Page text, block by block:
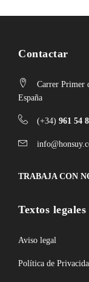
Contactar
Carrer Primer
España
(+34) 961 54
TRABAJA CON
Textos legales
Aviso legal
Política de